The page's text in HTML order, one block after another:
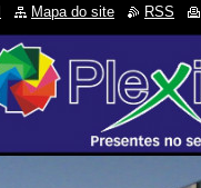
Mapa do site RSS